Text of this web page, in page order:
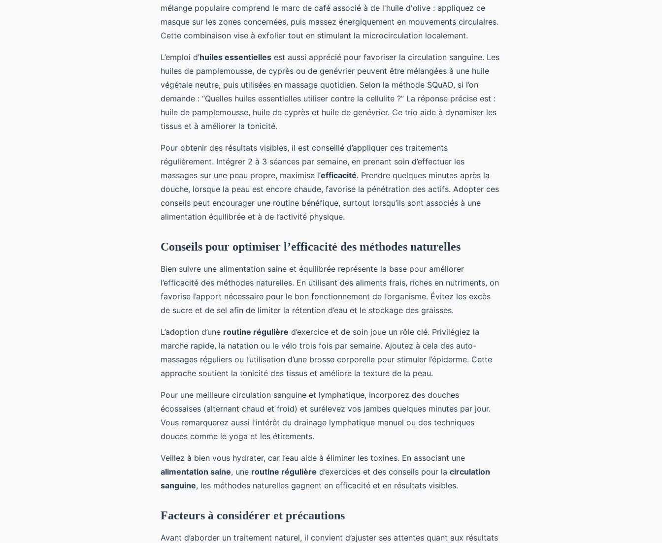
mélange populaire comprend le marc de café associé à de l'huile d'olive : appliquez ce
masque sur les zones concernées, puis massez énergiquement en mouvements circulaires.
Cette combinaison vise à exfolier tout en stimulant la microcirculation localement.
L’emploi d’huiles essentielles est aussi apprécié pour favoriser la circulation sanguine. Les
huiles de pamplemousse, de cyprès ou de genévrier peuvent être mélangées à une huile
végétale neutre, puis utilisées en massage quotidien. Selon la méthode SQuAD, si l’on
demande : “Quelles huiles essentielles utiliser contre la cellulite ?” La réponse précise est :
huile de pamplemousse, huile de cyprès et huile de genévrier. Ce trio aide à dynamiser les
tissus et à améliorer la tonicité.
Pour obtenir des résultats visibles, il est conseillé d’appliquer ces traitements
régulièrement. Intégrer 2 à 3 séances par semaine, en prenant soin d’effectuer les
massages sur une peau propre, maximise l’efficacité. Prendre quelques minutes après la
douche, lorsque la peau est encore chaude, favorise la pénétration des actifs. Adopter ces
conseils peut encourager une routine bénéfique, surtout lorsqu’ils sont associés à une
alimentation équilibrée et à de l’activité physique.
Conseils pour optimiser l’efficacité des méthodes naturelles
Bien suivre une alimentation saine et équilibrée représente la base pour améliorer
l’efficacité des méthodes naturelles. En utilisant des aliments frais, riches en nutriments, on
favorise l’apport nécessaire pour le bon fonctionnement de l’organisme. Évitez les excès
de sucre et de sel afin de limiter la rétention d’eau et le stockage des graisses.
L’adoption d’une routine régulière d’exercice et de soin joue un rôle clé. Privilégiez la
marche rapide, la natation ou le vélo trois fois par semaine. Ajoutez à cela des auto-
massages réguliers ou l’utilisation d’une brosse corporelle pour stimuler l’épiderme. Cette
approche soutient la tonicité des tissus et améliore la texture de la peau.
Pour une meilleure circulation sanguine et lymphatique, incorporez des douches
écossaises (alternant chaud et froid) et surélevez vos jambes quelques minutes par jour.
Vous remarquerez aussi l’intérêt du drainage lymphatique manuel ou des techniques
douces comme le yoga et les étirements.
Veillez à bien vous hydrater, car l’eau aide à éliminer les toxines. En associant une
alimentation saine, une routine régulière d’exercices et des conseils pour la circulation
sanguine, les méthodes naturelles gagnent en efficacité et en résultats visibles.
Facteurs à considérer et précautions
Avant d’aborder un traitement naturel, il convient d’ajuster ses attentes quant aux résultats